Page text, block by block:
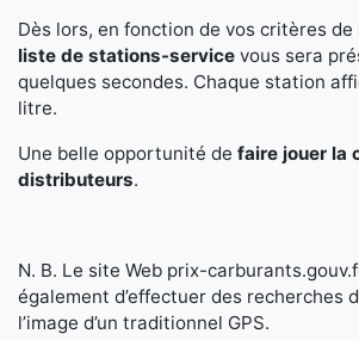
Dès lors, en fonction de vos critères de
liste de stations-service vous sera
quelques secondes. Chaque station
litre.
Une belle opportunité de faire jouer la
distributeurs.
N. B. Le site Web prix-
également d’effectuer des recherches
l’image d’un traditionnel GPS.